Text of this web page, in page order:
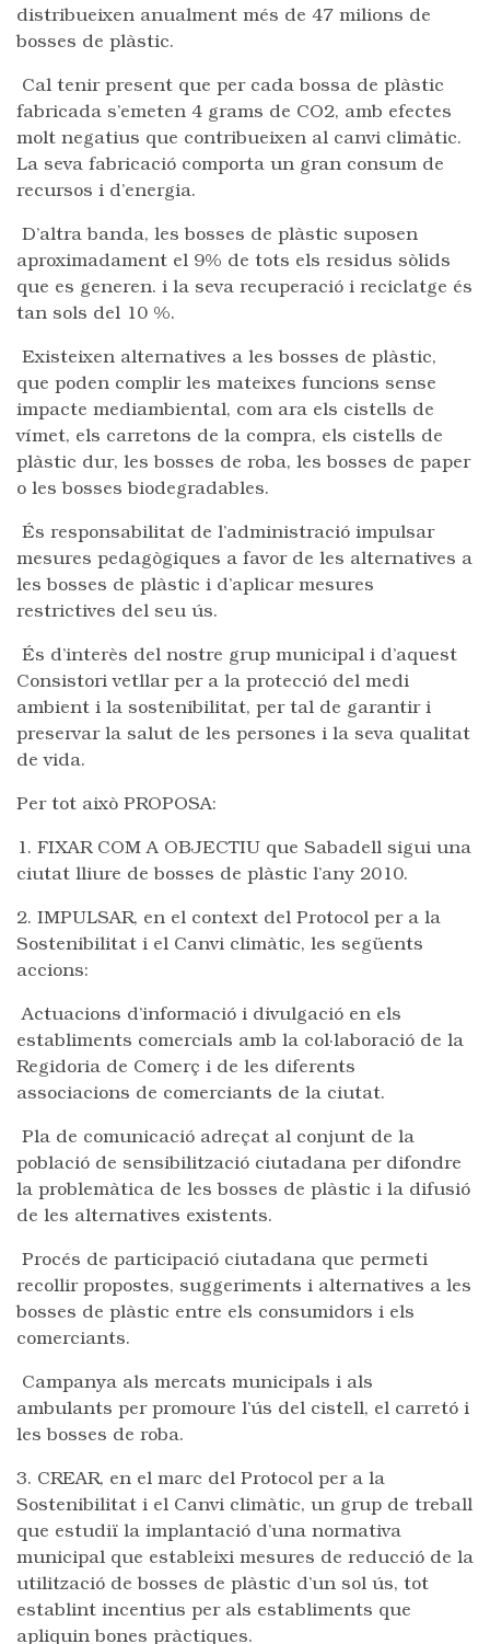
distribueixen anualment més de 47 milions de
bosses de plàstic.
Cal tenir present que per cada bossa de plàstic
fabricada s’emeten 4 grams de CO2, amb efectes
molt negatius que contribueixen al canvi climàtic.
La seva fabricació comporta un gran consum de
recursos i d’energia.
D’altra banda, les bosses de plàstic suposen
aproximadament el 9% de tots els residus sòlids
que es generen. i la seva recuperació i reciclatge és
tan sols del 10 %.
Existeixen alternatives a les bosses de plàstic,
que poden complir les mateixes funcions sense
impacte mediambiental, com ara els cistells de
vímet, els carretons de la compra, els cistells de
plàstic dur, les bosses de roba, les bosses de paper
o les bosses biodegradables.
És responsabilitat de l’administració impulsar
mesures pedagògiques a favor de les alternatives a
les bosses de plàstic i d’aplicar mesures
restrictives del seu ús.
És d’interès del nostre grup municipal i d’aquest
Consistori vetllar per a la protecció del medi
ambient i la sostenibilitat, per tal de garantir i
preservar la salut de les persones i la seva qualitat
de vida.
Per tot això PROPOSA:
1. FIXAR COM A OBJECTIU que Sabadell sigui una
ciutat lliure de bosses de plàstic l’any 2010.
2. IMPULSAR, en el context del Protocol per a la
Sostenibilitat i el Canvi climàtic, les següents
accions:
Actuacions d’informació i divulgació en els
establiments comercials amb la col·laboració de la
Regidoria de Comerç i de les diferents
associacions de comerciants de la ciutat.
Pla de comunicació adreçat al conjunt de la
població de sensibilització ciutadana per difondre
la problemàtica de les bosses de plàstic i la difusió
de les alternatives existents.
Procés de participació ciutadana que permeti
recollir propostes, suggeriments i alternatives a les
bosses de plàstic entre els consumidors i els
comerciants.
Campanya als mercats municipals i als
ambulants per promoure l’ús del cistell, el carretó i
les bosses de roba.
3. CREAR, en el marc del Protocol per a la
Sostenibilitat i el Canvi climàtic, un grup de treball
que estudiï la implantació d’una normativa
municipal que estableixi mesures de reducció de la
utilització de bosses de plàstic d’un sol ús, tot
establint incentius per als establiments que
apliquin bones pràctiques.